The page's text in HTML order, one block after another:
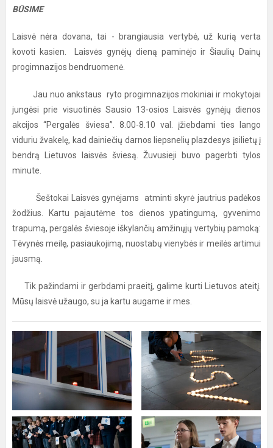
BŪSIME
Laisvė nėra dovana, tai - brangiausia vertybė, už kurią verta
kovoti kasien. Laisvės gynėjų dieną paminėjo ir Šiaulių Dainų
progimnazijos bendruomenė.
Jau nuo ankstaus ryto progimnazijos mokiniai ir mokytojai
jungėsi prie visuotinės Sausio 13-osios Laisvės gynėjų dienos
akcijos “Pergalės šviesa”. 8.00-8.10 val. įžiebdami ties lango
viduriu žvakelę, kad dainiečių darnos liepsnelių plazdesys įsilietų į
bendrą Lietuvos laisvės šviesą. Žuvusieji buvo pagerbti tylos
minute.
Šeštokai Laisvės gynėjams atminti skyrė jautrius padėkos
žodžius. Kartu pajautėme tos dienos ypatingumą, gyvenimo
trapumą, pergalės šviesoje iškylančių amžinųjų vertybių pamoką:
Tėvynės meilę, pasiaukojimą, nuostabų vienybės ir meilės artimui
jausmą.
Tik pažindami ir gerbdami praeitį, galime kurti Lietuvos ateitį.
Mūsų laisvė užaugo, su ja kartu augame ir mes.